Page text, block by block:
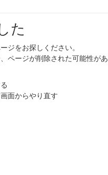
た
ジをお探しください。
ページが削除された可能性があ
面からやり直す